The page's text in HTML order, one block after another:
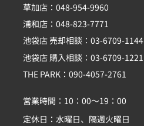
草加店：048-954-9960
浦和店：048-823-7771
池袋店 売却相談：03-6709-1144
池袋店 購入相談：03-6709-1221
THE PARK：090-4057-2761
営業時間：10：00～19：00
定休日：水曜日、隔週火曜日